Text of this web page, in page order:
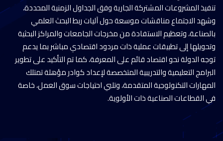
تنفيذ المشروعات المشتركة الجارية وفق الجداول الزمنية المحددة،
وشهد الاجتماع مناقشات موسعة حول آليات ربط البحث العلمي
بالصناعة، وتعظيم الاستفادة من مخرجات الجامعات والمراكز البحثية
وتحويلها إلى تطبيقات عملية ذات مردود اقتصادي مباشر بما يدعم
توجه الدولة نحو اقتصاد قائم على المعرفة، كما تم التأكيد على تطوير
البرامج التعليمية والتدريبية المتخصصة لإعداد كوادر مؤهلة تمتلك
المهارات التكنولوجية المتقدمة، وتلبي احتياجات سوق العمل، خاصة
في القطاعات الصناعية ذات الأولوية.